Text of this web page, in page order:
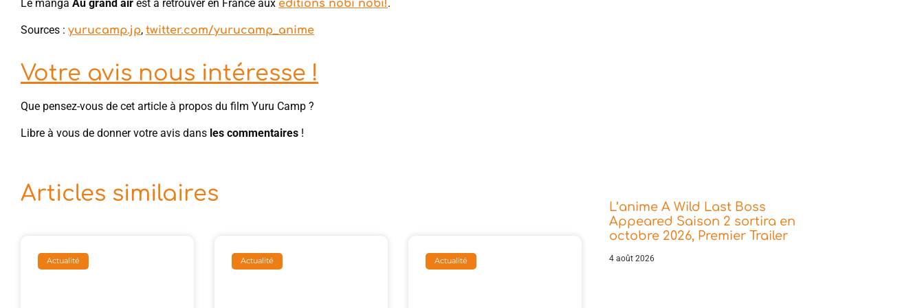
Le manga Au grand air est à retrouver en France aux éditions nobi nobi!.
Sources : yurucamp.jp, twitter.com/yurucamp_anime
Votre avis nous intéresse !
Que pensez-vous de cet article à propos du film Yuru Camp ?
Libre à vous de donner votre avis dans les commentaires !
Articles similaires
Actualité Actualité Actualité
L’anime A Wild Last Boss
Appeared Saison 2 sortira en
octobre 2026, Premier Trailer
4 août 2026